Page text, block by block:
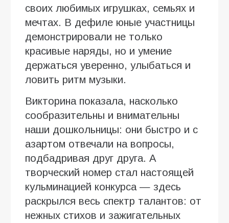
своих любимых игрушках, семьях и
мечтах. В дефиле юные участницы
демонстрировали не только
красивые наряды, но и умение
держаться уверенно, улыбаться и
ловить ритм музыки.
Викторина показала, насколько
сообразительны и внимательны
наши дошкольницы: они быстро и с
азартом отвечали на вопросы,
подбадривая друг друга. А
творческий номер стал настоящей
кульминацией конкурса — здесь
раскрылся весь спектр талантов: от
нежных стихов и зажигательных